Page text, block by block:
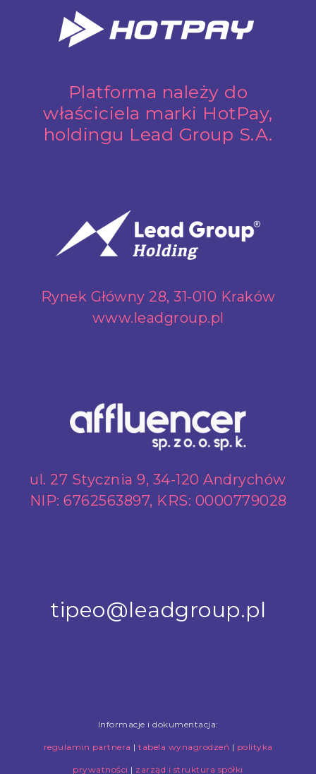
Platforma należy do
właściciela marki HotPay,
holdingu Lead Group S.A.
Rynek Główny 28, 31-010 Kraków
www.leadgroup.pl
ul. 27 Stycznia 9, 34-120 Andrychów
NIP: 6762563897, KRS: 0000779028
tipeo@leadgroup.pl
Informacje i dokumentacja:
regulamin partnera | tabela wynagrodzeń | polityka
prywatności | zarząd i struktura spółki